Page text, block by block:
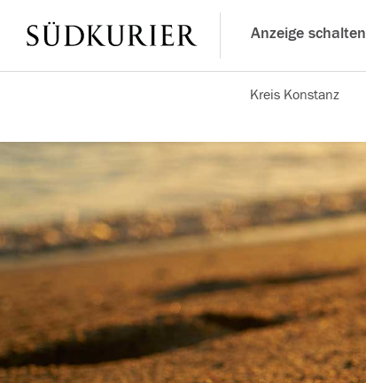
Anzeige schalten
Kreis Konstanz